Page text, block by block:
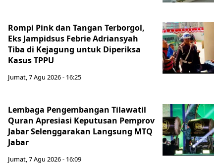
Rompi Pink dan Tangan Terborgol,
Eks Jampidsus Febrie Adriansyah
Tiba di Kejagung untuk Diperiksa
Kasus TPPU
Jumat, 7 Agu 2026 - 16:25
Lembaga Pengembangan Tilawatil
Quran Apresiasi Keputusan Pemprov
Jabar Selenggarakan Langsung MTQ
Jabar
Jumat, 7 Agu 2026 - 16:09